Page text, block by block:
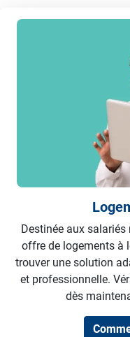
Destinée aux
offre de logements à
trouver une solution
et professionnelle.
dès